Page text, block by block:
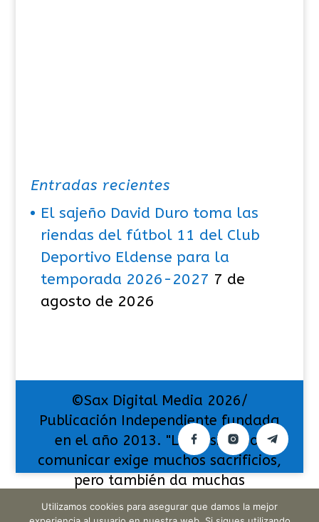
Entradas recientes
El sajeño David Duro toma las
riendas del fútbol 11 del Club
Deportivo Eldense para la
temporada 2026-2027 7 de
agosto de 2026
©Sax Digital Media 2026/
Publicación Independiente fundada
en el año 2013. "La pasión por
comunicar exige muchos sacrificios,
pero también da muchas
satisfacciones".
Utilizamos cookies para asegurar que damos la mejor